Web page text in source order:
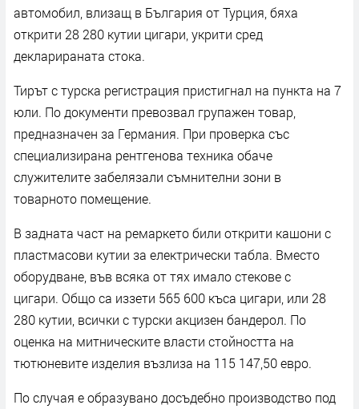
автомобил, влизащ в България от Турция, бяха
открити 28 280 кутии цигари, укрити сред
декларираната стока.
Тирът с турска регистрация пристигнал на пункта на 7
юли. По документи превозвал групажен товар,
предназначен за Германия. При проверка със
специализирана рентгенова техника обаче
служителите забелязали съмнителни зони в
товарното помещение.
В задната част на ремаркето били открити кашони с
пластмасови кутии за електрически табла. Вместо
оборудване, във всяка от тях имало стекове с
цигари. Общо са иззети 565 600 къса цигари, или 28
280 кутии, всички с турски акцизен бандерол. По
оценка на митническите власти стойността на
тютюневите изделия възлиза на 115 147,50 евро.
По случая е образувано досъдебно производство под